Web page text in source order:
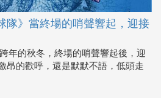
隊》當終場的哨聲響起，迎接
年的秋冬，終場的哨聲響起後，迎
昂的歡呼，還是默默不語，低頭走